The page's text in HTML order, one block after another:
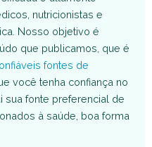
nutricionistas e
Nosso objetivo é
que publicamos, que é
fontes de
você tenha confiança no
sua fonte preferencial de
à saúde, boa forma